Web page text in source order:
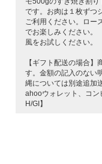
です。お肉は１枚ずつ
ご利用ください。ロー
でお楽しみください
風をお試しください。
【ギフト配送の場合】
す。金額の記入のない
縄については別途追加
ahooウォレット、コン
H/GI】